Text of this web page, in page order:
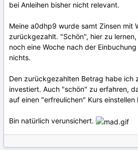
bei Anleihen bisher nicht relevant.
Meine a0dhp9 wurde samt Zinsen mit
zurückgezahlt. "Schön", hier zu
noch eine Woche nach der
nichts.
Den zurückgezahlten Betrag habe ich
investiert. Auch "schön" zu erfahren,
auf einen "erfreulichen" Kurs einstellen
Bin natürlich verunsichert.